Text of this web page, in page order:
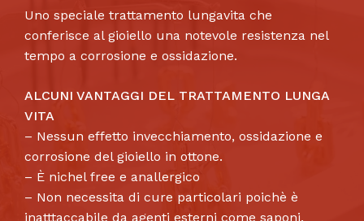
Uno speciale trattamento lungavita che
conferisce al gioiello una notevole resistenza nel
tempo a corrosione e ossidazione.
ALCUNI VANTAGGI DEL TRATTAMENTO LUNGA
VITA
– Nessun effetto invecchiamento, ossidazione e
corrosione del gioiello in ottone.
– È nichel free e anallergico
– Non necessita di cure particolari poichè è
inatttaccabile da agenti esterni come saponi,